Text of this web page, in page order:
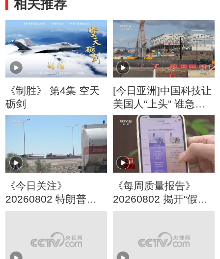
相关推荐
《制胜》 第4集 空天
砺剑
[今日亚洲]中国科技让
美国人“上头” 谁急
了？
《今日关注》
20260802 特朗普叫
停“最大规模”打击 伊
《每周质量报告》
20260802 揭开“假洋
牌”的真面目